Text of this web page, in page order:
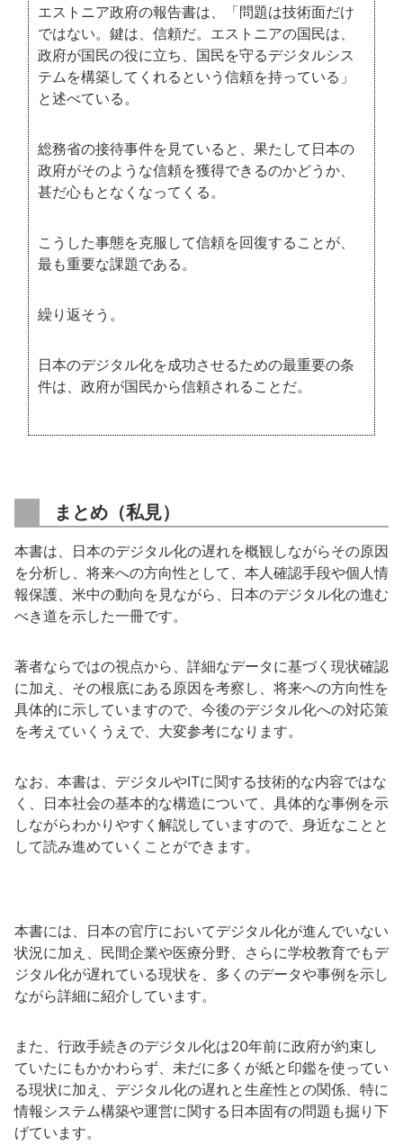
エストニア政府の報告書は、「問題は技術面だけ
ではない。鍵は、信頼だ。エストニアの国民は、
政府が国民の役に立ち、国民を守るデジタルシス
テムを構築してくれるという信頼を持っている」
と述べている。
総務省の接待事件を見ていると、果たして日本の
政府がそのような信頼を獲得できるのかどうか、
甚だ心もとなくなってくる。
こうした事態を克服して信頼を回復することが、
最も重要な課題である。
繰り返そう。
日本のデジタル化を成功させるための最重要の条
件は、政府が国民から信頼されることだ。
まとめ（私見）
本書は、日本のデジタル化の遅れを概観しながらその原因
を分析し、将来への方向性として、本人確認手段や個人情
報保護、米中の動向を見ながら、日本のデジタル化の進む
べき道を示した一冊です。
著者ならではの視点から、詳細なデータに基づく現状確認
に加え、その根底にある原因を考察し、将来への方向性を
具体的に示していますので、今後のデジタル化への対応策
を考えていくうえで、大変参考になります。
なお、本書は、デジタルやITに関する技術的な内容ではな
く、日本社会の基本的な構造について、具体的な事例を示
しながらわかりやすく解説していますので、身近なことと
して読み進めていくことができます。
本書には、日本の官庁においてデジタル化が進んでいない
状況に加え、民間企業や医療分野、さらに学校教育でもデ
ジタル化が遅れている現状を、多くのデータや事例を示し
ながら詳細に紹介しています。
また、行政手続きのデジタル化は20年前に政府が約束し
ていたにもかかわらず、未だに多くが紙と印鑑を使ってい
る現状に加え、デジタル化の遅れと生産性との関係、特に
情報システム構築や運営に関する日本固有の問題も掘り下
げています。